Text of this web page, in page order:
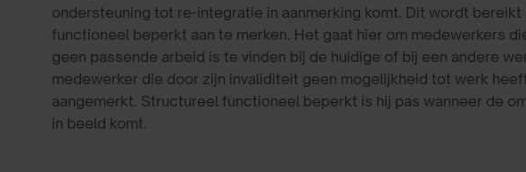
ondersteuning tot re-integratie in aanmerking komt. Dit wordt
functioneel beperkt aan te merken. Het gaat hier om medewerkers
geen passende arbeid is te vinden bij de huidige of bij een andere
medewerker die door zijn invaliditeit geen mogelijkheid tot werk
aangemerkt. Structureel functioneel beperkt is hij pas wanneer de
in beeld komt.